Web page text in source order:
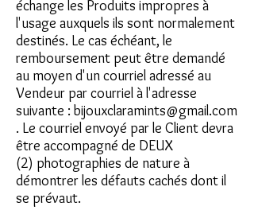
échange les Produits impropres à
l'usage auxquels ils sont normalement
destinés. Le cas échéant, le
remboursement peut être demandé
au moyen d'un courriel adressé au
Vendeur par courriel à l'adresse
suivante : bijouxclaramints@gmail.com
. Le courriel envoyé par le Client devra
être accompagné de DEUX
(2) photographies de nature à
démontrer les défauts cachés dont il
se prévaut.